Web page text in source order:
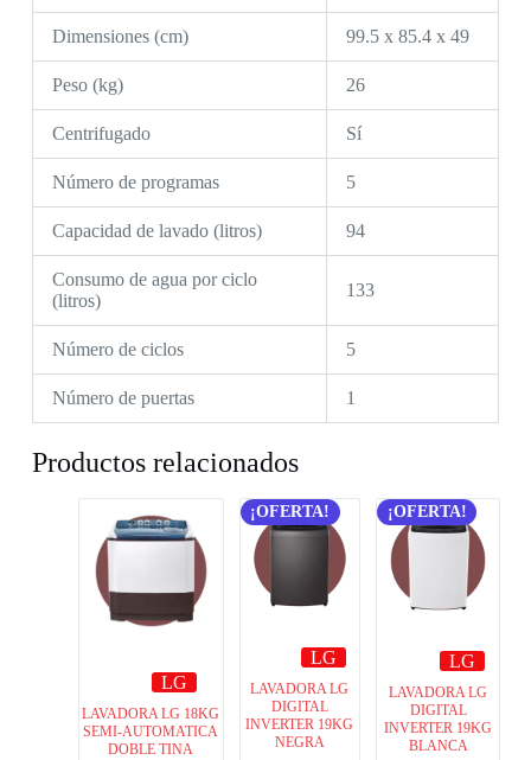
Dimensiones (cm) 99.5 x 85.4 x 49
Peso (kg) 26
Centrifugado Sí
Número de programas 5
Capacidad de lavado (litros) 94
Consumo de agua por ciclo
(litros)
133
Número de ciclos 5
Número de puertas 1
Productos relacionados
LG
LAVADORA LG 18KG
SEMI-AUTOMATICA
DOBLE TINA
¡OFERTA!
LG
LAVADORA LG
DIGITAL
INVERTER 19KG
NEGRA
¡OFERTA!
LG
LAVADORA LG
DIGITAL
INVERTER 19KG
BLANCA